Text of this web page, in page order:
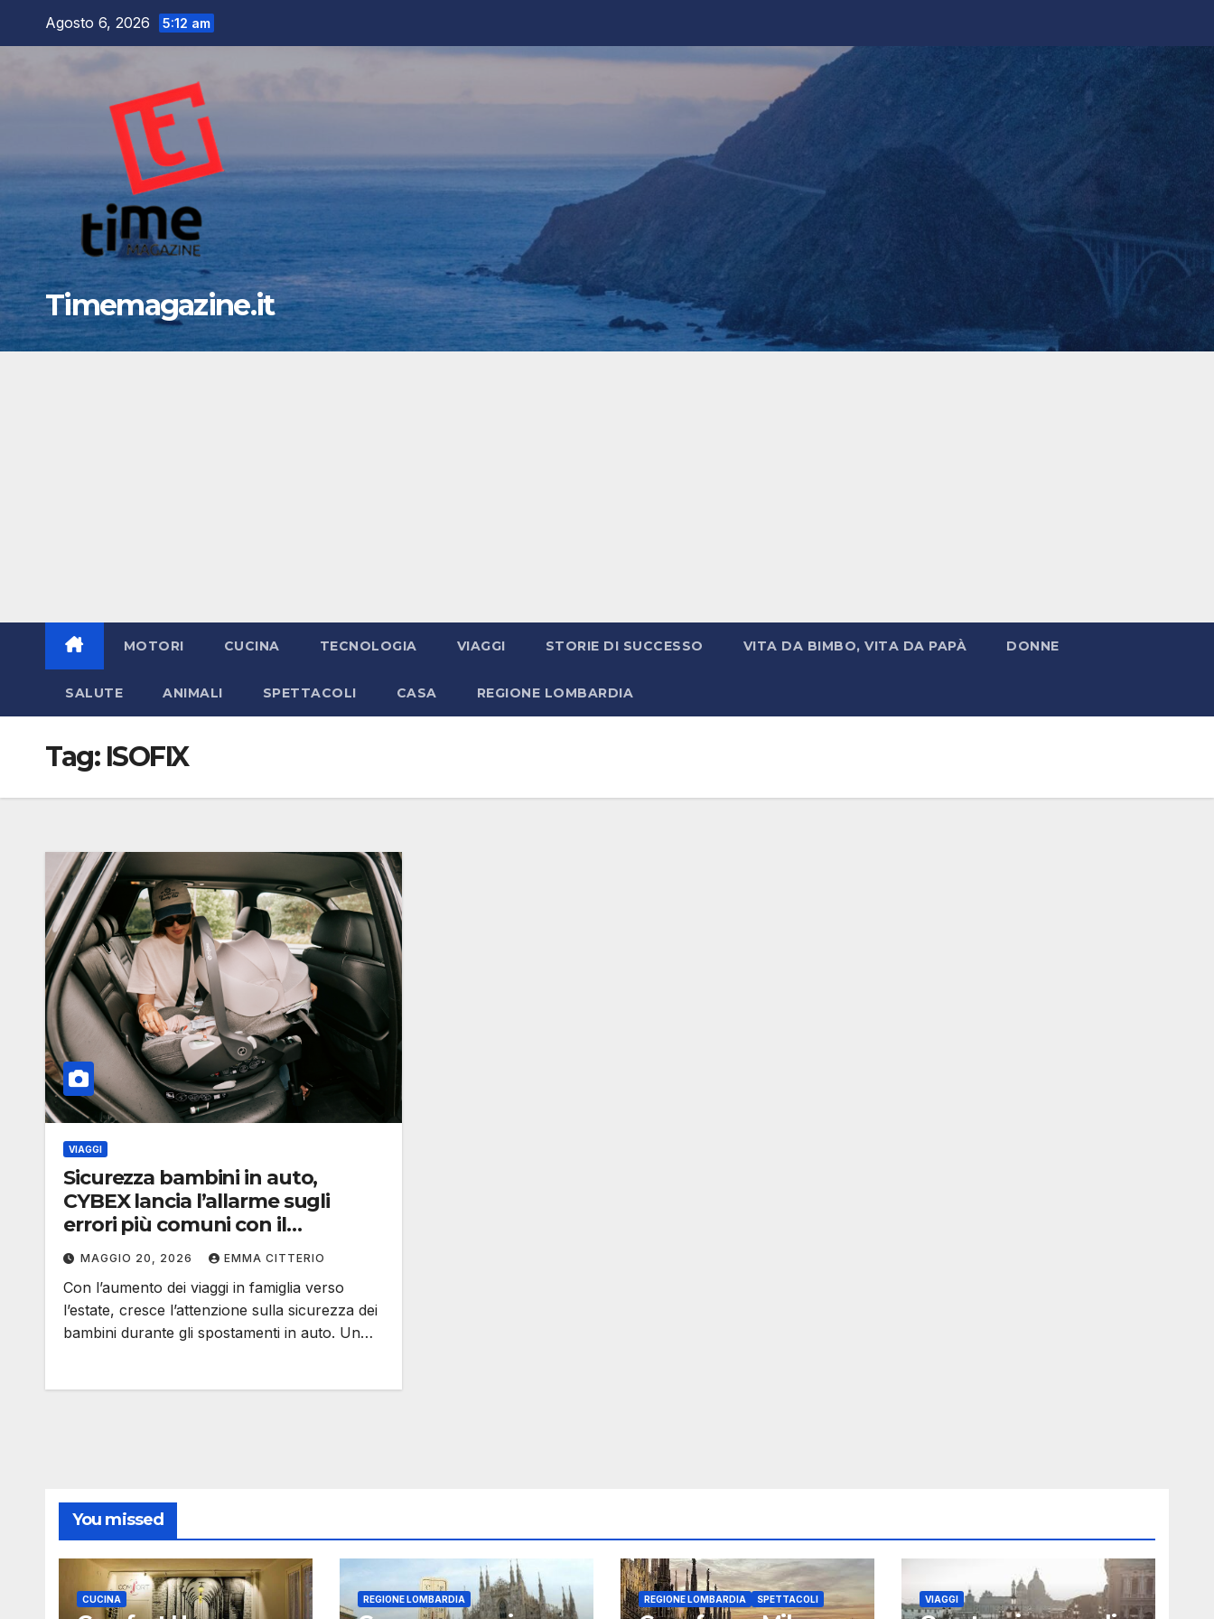
Agosto 6, 2026 5:12 am
Timemagazine.it
MOTORI CUCINA TECNOLOGIA VIAGGI STORIE DI SUCCESSO VITA DA BIMBO, VITA DA PAPÀ DONNE
SALUTE ANIMALI SPETTACOLI CASA REGIONE LOMBARDIA
Tag: ISOFIX
VIAGGI
Sicurezza bambini in auto,
CYBEX lancia l’allarme sugli
errori più comuni con il
seggiolino
MAGGIO 20, 2026 EMMA CITTERIO
Con l’aumento dei viaggi in famiglia verso
l’estate, cresce l’attenzione sulla sicurezza dei
bambini durante gli spostamenti in auto. Un…
You missed
CUCINA REGIONE LOMBARDIA REGIONE LOMBARDIA SPETTACOLI VIAGGI